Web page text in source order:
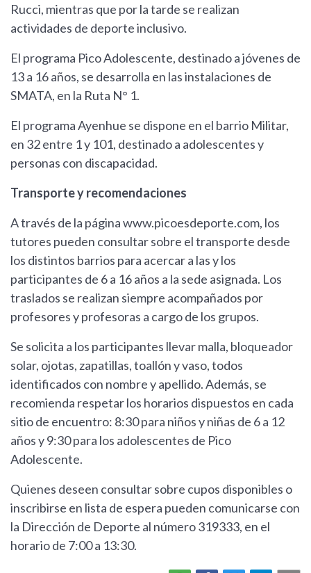
Rucci, mientras que por la tarde se realizan
actividades de deporte inclusivo.
El programa Pico Adolescente, destinado a jóvenes de
13 a 16 años, se desarrolla en las instalaciones de
SMATA, en la Ruta N° 1.
El programa Ayenhue se dispone en el barrio Militar,
en 32 entre 1 y 101, destinado a adolescentes y
personas con discapacidad.
Transporte y recomendaciones
A través de la página www.picoesdeporte.com, los
tutores pueden consultar sobre el transporte desde
los distintos barrios para acercar a las y los
participantes de 6 a 16 años a la sede asignada. Los
traslados se realizan siempre acompañados por
profesores y profesoras a cargo de los grupos.
Se solicita a los participantes llevar malla, bloqueador
solar, ojotas, zapatillas, toallón y vaso, todos
identificados con nombre y apellido. Además, se
recomienda respetar los horarios dispuestos en cada
sitio de encuentro: 8:30 para niños y niñas de 6 a 12
años y 9:30 para los adolescentes de Pico
Adolescente.
Quienes deseen consultar sobre cupos disponibles o
inscribirse en lista de espera pueden comunicarse con
la Dirección de Deporte al número 319333, en el
horario de 7:00 a 13:30.